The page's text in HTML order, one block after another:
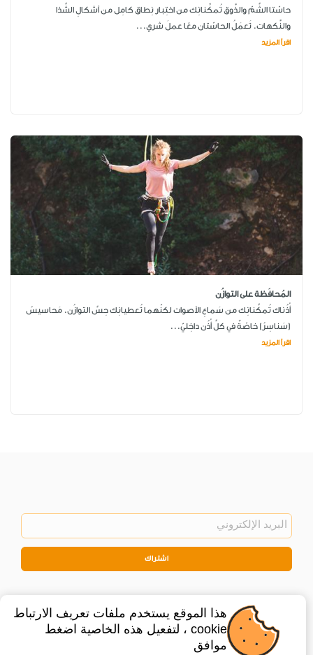
حاسّتا الشَّمّ والذَّوق تُمكِّنانِك من اختِبار نِطاق كامِل من أشكالِ الشَّذا
والنَّكهات. تَعمَلُ الحاسّتان معًا عملَ شري...
اقرأ المزيد
المُحافَظة على التوازُن
أُذُناك تُمكِّنانِك من سَماعِ الأصوات لكنّهما تُعطيانِك حِسَّ التوازُن. مَحاسيسُ
(سَناسِرُ) خاصّةٌ في كلِّ أُذُن داخِليّ...
اقرأ المزيد
اشتراك
هذا الموقع يستخدم ملفات تعريف الارتباط
cookie ، لتفعيل هذه الخاصية اضغط
موافق